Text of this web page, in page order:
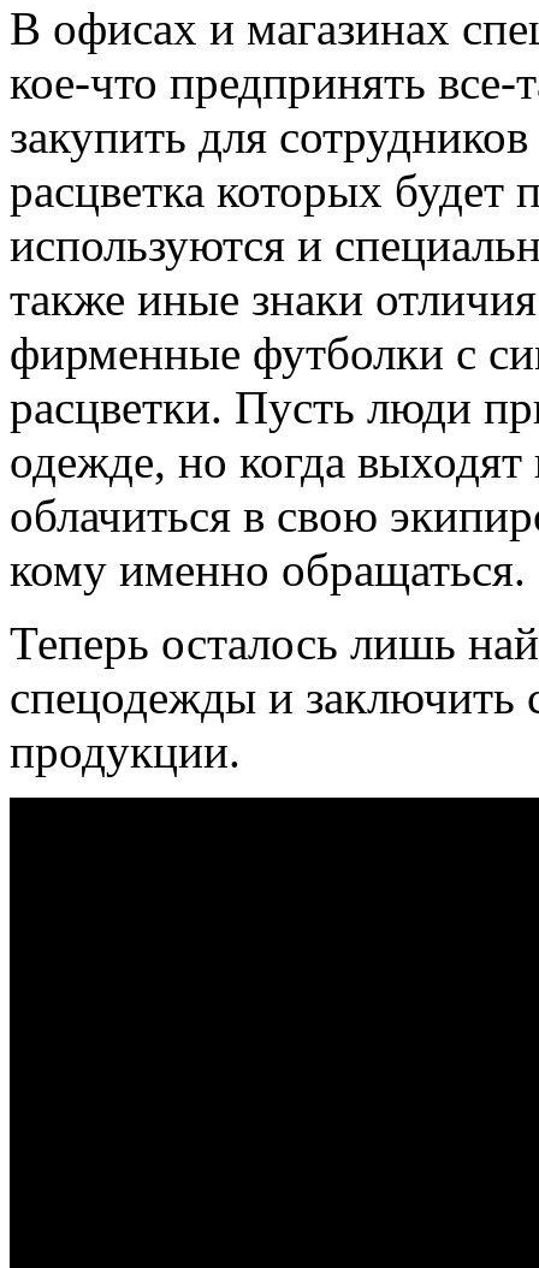
В офисах и магазинах
кое-что предпринять
закупить для
расцветка которых будет
используются и
также иные знаки
фирменные футболки с
расцветки. Пусть люди
одежде, но когда
облачиться в свою
кому именно обращаться.
Теперь осталось лишь
спецодежды и заключить
продукции.